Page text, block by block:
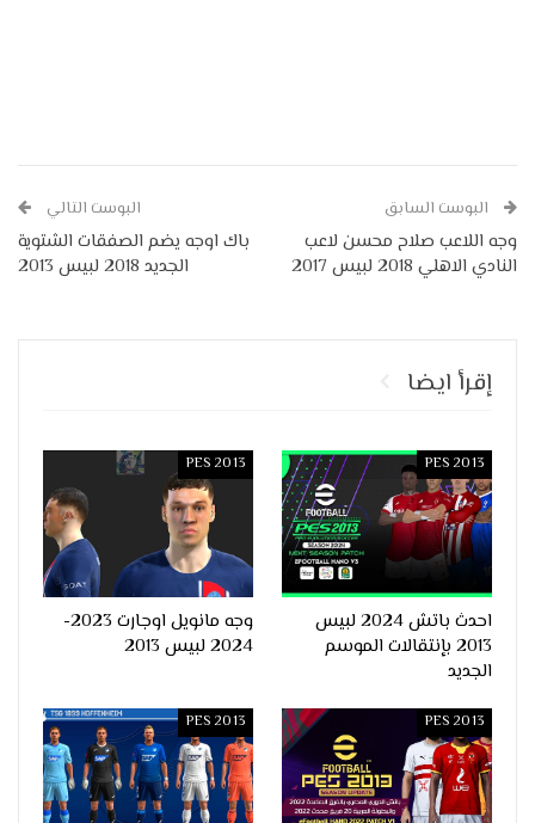
البوست السابق
وجه اللاعب صلاح محسن لاعب
النادي الاهلي 2018 لبيس 2017
البوست التالي
باك اوجه يضم الصفقات الشتوية
الجديد 2018 لبيس 2013
إقرأ ايضا
PES 2013
احدث باتش 2024 لبيس
2013 بإنتقالات الموسم
الجديد
PES 2013
وجه مانويل اوجارت 2023-
2024 لبيس 2013
PES 2013
PES 2013